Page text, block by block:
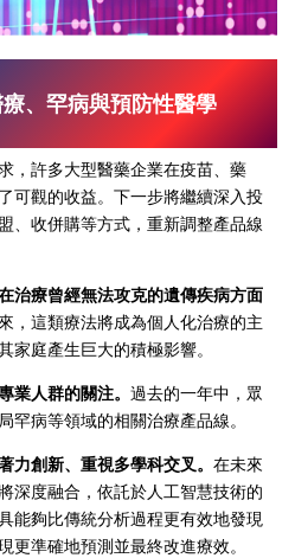
、罕病與預防性醫學
，許多大型醫藥企業在疫苗、藥
可觀的收益。下一步將繼續深入投
、收併購等方式，重新調整產品線
治療曾經無法攻克的遺傳疾病方面
，這類療法將成為個人化治療的主
家庭產生巨大的積極影響。
業人群的關注。 過去的一年中，眾
罕病等領域的相關治療產品線。
力創新、重視多學科交叉。 在未來
深度融合，依託於人工智慧技術的
能夠比傳統分析過程更有效地發現
更準確地預測並最終改進療效。